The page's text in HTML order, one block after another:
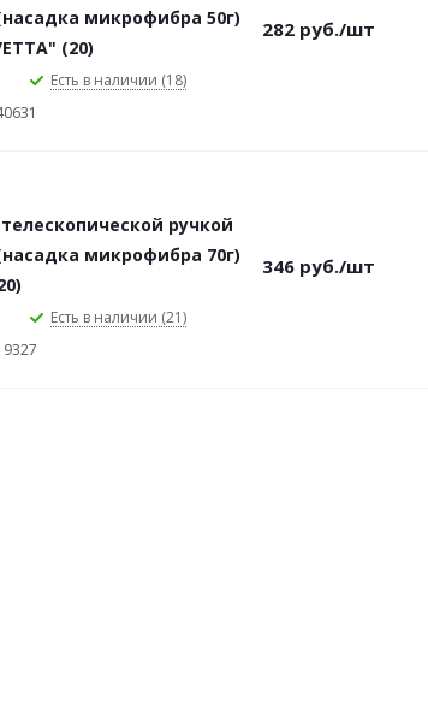
микрофибра 50г)
(20)
Есть в наличии (18)
282 руб./шт
ручкой
микрофибра 70г)
Есть в наличии (21)
346 руб./шт